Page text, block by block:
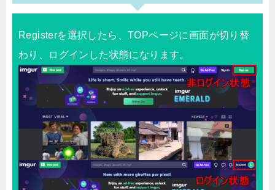
Registerを選択したら、TOPページに画面が切り替
わり、ログインした状態になります。